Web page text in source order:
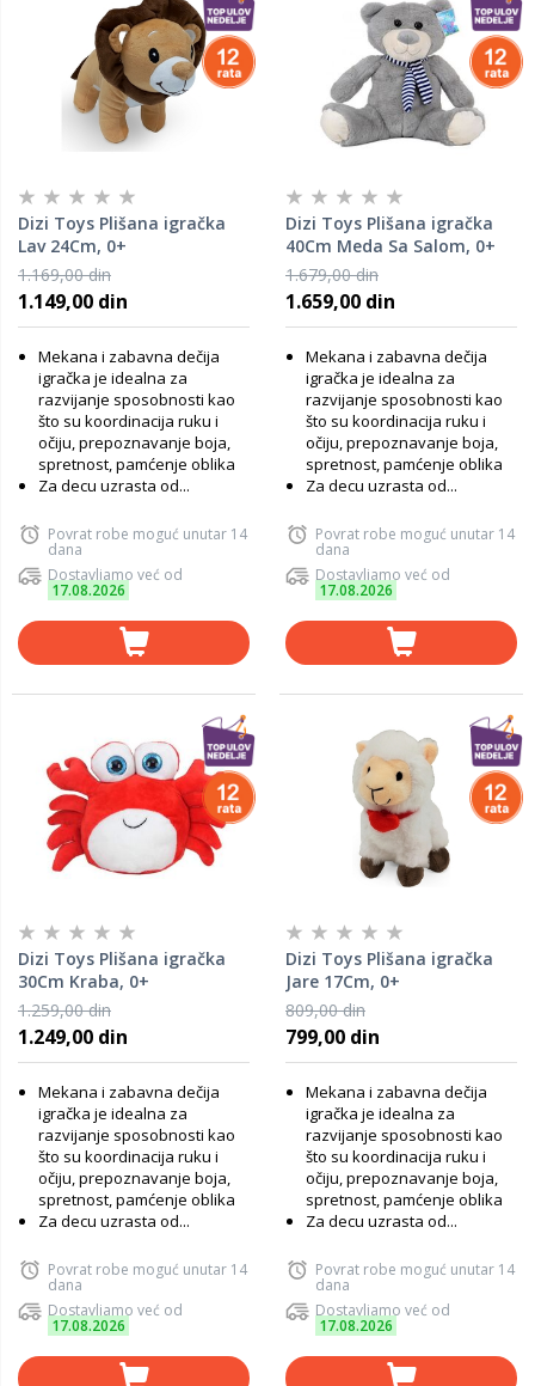
Dizi Toys Plišana igračka
Lav 24Cm, 0+
1.169,00 din
1.149,00 din
Mekana i zabavna dečija
igračka je idealna za
razvijanje sposobnosti kao
što su koordinacija ruku i
očiju, prepoznavanje boja,
spretnost, pamćenje oblika
Za decu uzrasta od...
Povrat robe moguć unutar 14
dana
Dostavljamo već od
17.08.2026
Dizi Toys Plišana igračka
40Cm Meda Sa Salom, 0+
1.679,00 din
1.659,00 din
Mekana i zabavna dečija
igračka je idealna za
razvijanje sposobnosti kao
što su koordinacija ruku i
očiju, prepoznavanje boja,
spretnost, pamćenje oblika
Za decu uzrasta od...
Povrat robe moguć unutar 14
dana
Dostavljamo već od
17.08.2026
Dizi Toys Plišana igračka
30Cm Kraba, 0+
1.259,00 din
1.249,00 din
Mekana i zabavna dečija
igračka je idealna za
razvijanje sposobnosti kao
što su koordinacija ruku i
očiju, prepoznavanje boja,
spretnost, pamćenje oblika
Za decu uzrasta od...
Povrat robe moguć unutar 14
dana
Dostavljamo već od
17.08.2026
Dizi Toys Plišana igračka
Jare 17Cm, 0+
809,00 din
799,00 din
Mekana i zabavna dečija
igračka je idealna za
razvijanje sposobnosti kao
što su koordinacija ruku i
očiju, prepoznavanje boja,
spretnost, pamćenje oblika
Za decu uzrasta od...
Povrat robe moguć unutar 14
dana
Dostavljamo već od
17.08.2026